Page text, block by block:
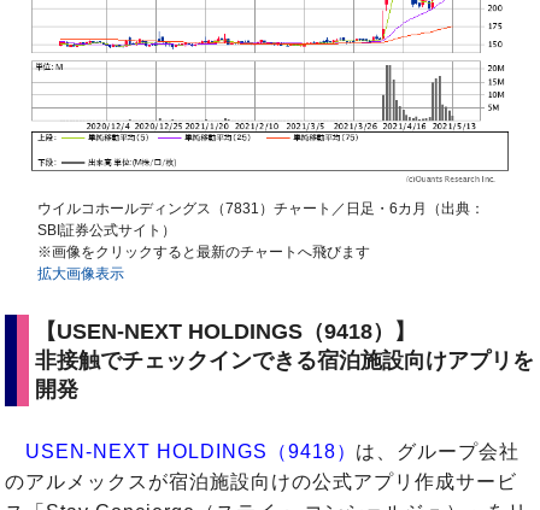
ウイルコホールディングス（7831）チャート／日足・6カ月（出典：
SBI証券公式サイト）
※画像をクリックすると最新のチャートへ飛びます
拡大画像表示
【USEN-NEXT HOLDINGS（9418）】
非接触でチェックインできる宿泊施設向けアプリを
開発
USEN-NEXT HOLDINGS（9418） は、グループ会社
のアルメックスが宿泊施設向けの公式アプリ作成サービ